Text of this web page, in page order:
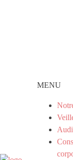
MENU